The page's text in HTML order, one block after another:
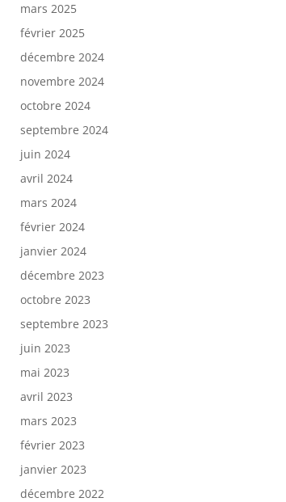
mars 2025
février 2025
décembre 2024
novembre 2024
octobre 2024
septembre 2024
juin 2024
avril 2024
mars 2024
février 2024
janvier 2024
décembre 2023
octobre 2023
septembre 2023
juin 2023
mai 2023
avril 2023
mars 2023
février 2023
janvier 2023
décembre 2022